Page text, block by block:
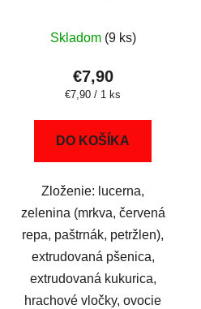
Skladom (9 ks)
€7,90
Jednotková
€7,90 / 1 ks
DO KOŠÍKA
Zloženie: lucerna,
zelenina (mrkva, červená
repa, paštrnák, petržlen),
extrudovaná pšenica,
extrudovaná kukurica,
hrachové vločky, ovocie